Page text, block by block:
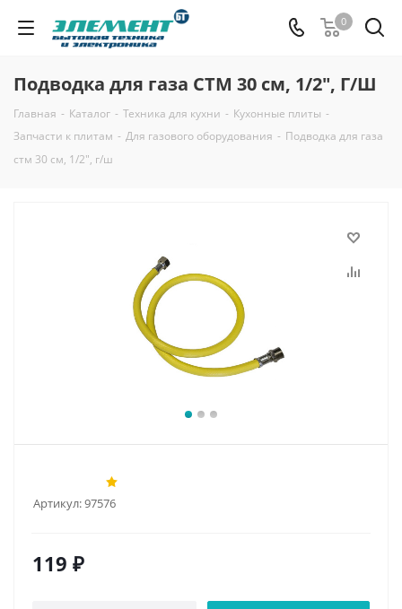
0
Подводка для газа СТМ 30 см, 1/2", Г/Ш
Главная - Каталог - Техника для кухни - Кухонные плиты -
Запчасти к плитам - Для газового оборудования - Подводка для газа
стм 30 см, 1/2", г/ш
Артикул:97576
119 ₽